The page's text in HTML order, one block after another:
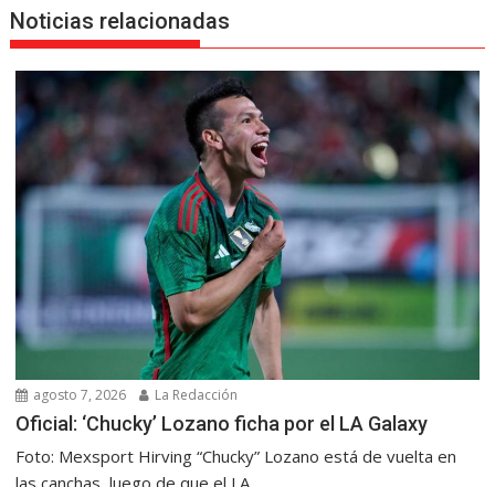
Noticias relacionadas
agosto 7, 2026 La Redacción
Oficial: ‘Chucky’ Lozano ficha por el LA Galaxy
Foto: Mexsport Hirving “Chucky” Lozano está de vuelta en
las canchas, luego de que el LA...